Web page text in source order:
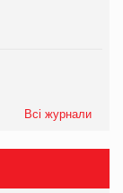
Всі журнали